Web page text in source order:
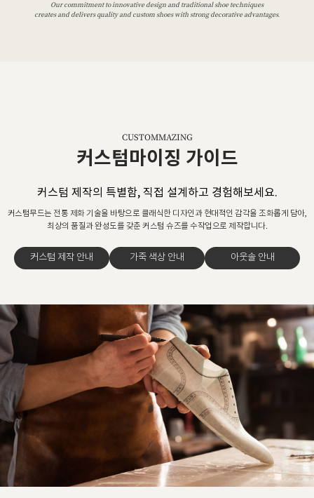
Our commitment to innovative design and traditional shoe techniques
creates and delivers quality and custom shoes with strong decorative advantages.
CUSTOMMAZING
커스텀마이징 가이드
커스텀 제작의 특별함, 직접 설계하고 경험해보세요.
커스텀무드는 전통 제화 기술을 바탕으로 클래식한 디자인과 현대적인 감각을 조화롭게 담아,
최상의 품질과 완성도를 갖춘 커스텀 슈즈를 수작업으로 제작합니다.
커스텀 제작 안내 가죽 색상 안내 아웃솔 안내